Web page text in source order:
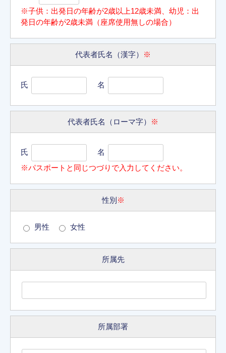
※子供：出発日の年齢が2歳以上12歳未満、幼児：出
発日の年齢が2歳未満（座席使用無しの場合）
代表者氏名（漢字） ※
氏 名
代表者氏名（ローマ字） ※
氏
名
※パスポートと同じつづりで入力してください。
性別 ※
男性 女性
所属先
所属部署